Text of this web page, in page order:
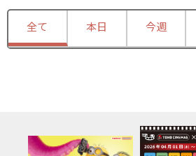
全て 本日 今週